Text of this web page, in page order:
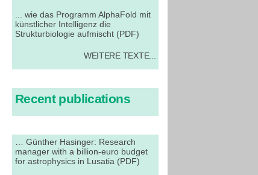
... wie das Programm AlphaFold mit
künstlicher Intelligenz die
Strukturbiologie aufmischt (PDF)
WEITERE TEXTE...
Recent publications
… Günther Hasinger: Research
manager with a billion-euro budget
for astrophysics in Lusatia (PDF)